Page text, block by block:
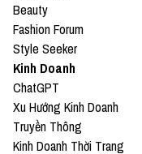
Beauty
Fashion Forum
Style Seeker
Kinh Doanh
ChatGPT
Xu Hướng Kinh Doanh
Truyền Thông
Kinh Doanh Thời Trang